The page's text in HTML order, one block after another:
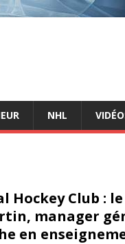
NHL
Hockey Club :
manager
en